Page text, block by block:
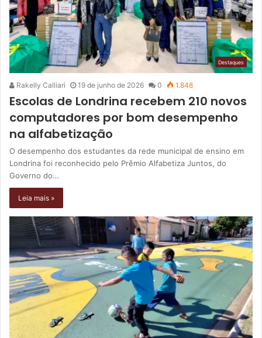
Destaques
Rakelly Calliari 19 de junho de 2026 0 1.848
Escolas de Londrina recebem 210 novos
computadores por bom desempenho
na alfabetização
O desempenho dos estudantes da rede municipal de ensino em
Londrina foi reconhecido pelo Prêmio Alfabetiza Juntos, do
Governo do…
Leia mais »